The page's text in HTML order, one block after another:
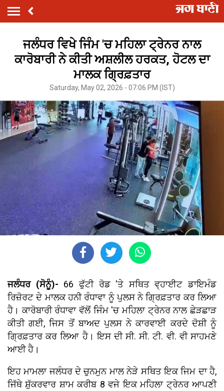
ਜਲੰਧਰ ਵਿਖੇ ਜਿੰਮ 'ਚ ਮਹਿਲਾ ਟ੍ਰੇਨਰ ਨਾਲ
ਕਾਰੋਬਾਰੀ ਨੇ ਕੀਤੀ ਅਸ਼ਲੀਲ ਹਰਕਤ, ਹੋਟਲ ਦਾ
ਮਾਲਕ ਗ੍ਰਿਫ਼ਤਾਰ
Saturday, May 02, 2026 - 07:06 PM (IST)
ਜਲੰਧਰ (ਸੋਨੂੰ)- 66 ਫੁੱਟੀ ਰੋਡ 'ਤੇ ਸਥਿਤ ਵ੍ਹਾਈਟ ਡਾਇਮੰਡ
ਰਿਜ਼ੋਰਟ ਦੇ ਮਾਲਕ ਹਨੀ ਰੰਧਾਵਾ ਨੂੰ ਪੁਲਸ ਨੇ ਗ੍ਰਿਫ਼ਤਾਰ ਕਰ ਲਿਆ
ਹੈ। ਕਾਰੋਬਾਰੀ ਰੰਧਾਵਾ ਵੱਲੋਂ ਜਿੰਮ 'ਚ ਮਹਿਲਾ ਟ੍ਰੇਨਰ ਨਾਲ ਛੇੜਛਾੜ
ਕੀਤੀ ਗਈ, ਜਿਸ ਤੋਂ ਬਾਅਦ ਪੁਲਸ ਨੇ ਕਾਰਵਾਈ ਕਰਦੇ ਦੋਸ਼ੀ ਨੂੰ
ਗ੍ਰਿਫ਼ਤਾਰ ਕਰ ਲਿਆ ਹੈ। ਇਸ ਦੀ ਸੀ. ਸੀ. ਟੀ. ਵੀ. ਵੀ ਸਾਹਮਣੇ
ਆਈ ਹੈ।
ਇਹ ਮਾਮਲਾ ਜਲੰਧਰ ਦੇ ਚੁਨਮੁਨ ਮਾਲ ਨੇੜੇ ਸਥਿਤ ਇਕ ਜਿਮ ਦਾ ਹੈ,
ਜਿੱਥੇ ਸ਼ੁੱਕਰਵਾਰ ਸ਼ਾਮ ਕਰੀਬ 8 ਵਜੇ ਇਕ ਮਹਿਲਾ ਟ੍ਰੇਨਰ ਆਪਣੀ